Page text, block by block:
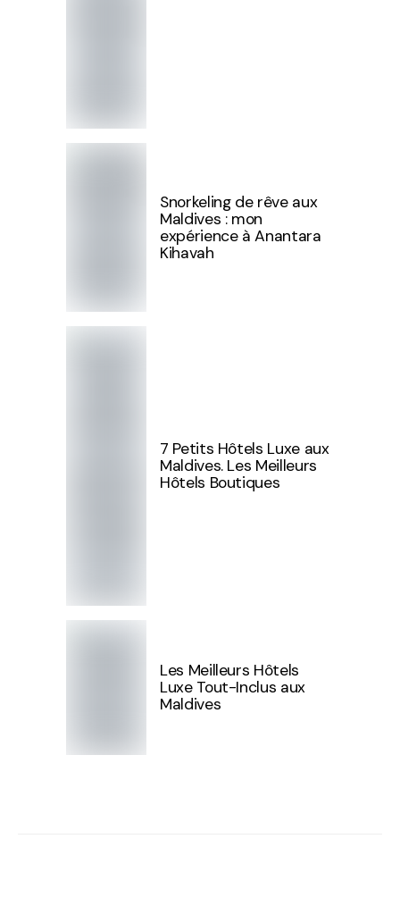
Snorkeling de rêve aux
Maldives : mon
expérience à Anantara
Kihavah
7 Petits Hôtels Luxe aux
Maldives. Les Meilleurs
Hôtels Boutiques
Les Meilleurs Hôtels
Luxe Tout-Inclus aux
Maldives